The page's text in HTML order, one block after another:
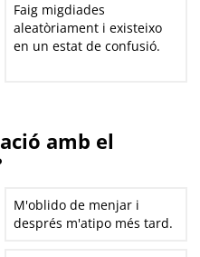
Faig migdiades
aleatòriament i existeixo
en un estat de confusió.
amb el
M'oblido de menjar i
després m'atipo més tard.